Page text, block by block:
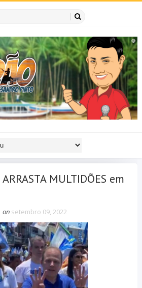
MULTIDÕES em
on setembro 09, 2022